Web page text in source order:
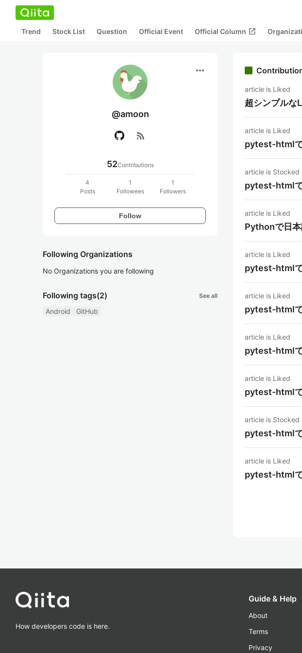
Trend Stock List Question Official Event Official Column open_in_new
more_horiz
@amoon
rss_feed
52Contributions
4
Posts
1
Followees
1
Followers
Follow
Following Organizations
No Organizations you are following
Following tags(2) See all
Android GitHub
article is Liked
超シンプルな
article is Liked
pytest-html
article is Stocked
pytest-html
article is Liked
Pythonで日
article is Liked
pytest-html
article is Liked
pytest-html
article is Liked
pytest-html
article is Liked
pytest-html
article is Stocked
pytest-html
article is Liked
pytest-html
How developers code is here.
Guide & Help
About
Terms
Privacy